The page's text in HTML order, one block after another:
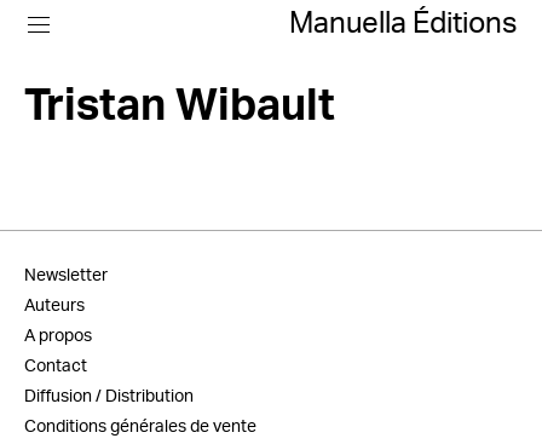
Manuella Éditions
Tristan Wibault
Newsletter
Auteurs
A propos
Contact
Diffusion / Distribution
Conditions générales de vente